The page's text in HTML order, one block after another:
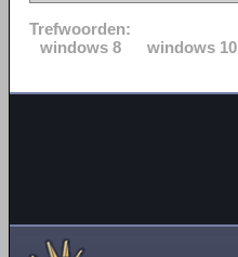
Trefwoorden:
windows 8
windows 10